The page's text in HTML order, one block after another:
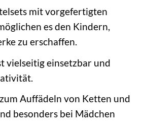
mit vorgefertigten
es den Kindern,
zu erschaffen.
vielseitig einsetzbar und
Auffädeln von Ketten und
besonders bei Mädchen